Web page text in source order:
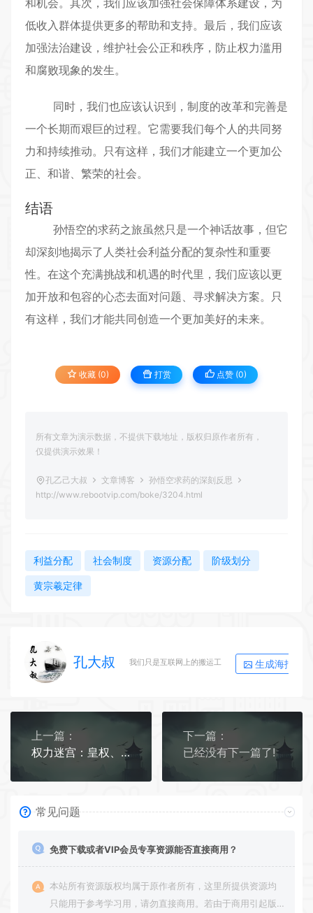
低收入群体提供更多的帮助和支持。最后，我们应该
加强法治建设，维护社会公正和秩序，防止权力滥用
和腐败现象的发生。
同时，我们也应该认识到，制度的改革和完善是
一个长期而艰巨的过程。它需要我们每个人的共同努
力和持续推动。只有这样，我们才能建立一个更加公
正、和谐、繁荣的社会。
结语
孙悟空的求药之旅虽然只是一个神话故事，但它
却深刻地揭示了人类社会利益分配的复杂性和重要
性。在这个充满挑战和机遇的时代里，我们应该以更
加开放和包容的心态去面对问题、寻求解决方案。只
有这样，我们才能共同创造一个更加美好的未来。
收藏 (0) 打赏 点赞 (0)
所有文章为演示数据，不提供下载地址，版权归原作者所有，
仅提供演示效果！
孔乙己大叔 文章博客
孙悟空求药的深刻反思
http://www.rebootvip.com/boke/3204.html
利益分配 社会制度 资源分配 阶级划分
黄宗羲定律
孔大叔 我们只是互联网上的搬运工 生成海报
上一篇：
权力迷宫：皇权、律法与人性的深度博弈
下一篇：
已经没有下一篇了!
常见问题
免费下载或者VIP会员专享资源能否直接商用？
本站所有资源版权均属于原作者所有，这里所提供资源均
只能用于参考学习用，请勿直接商用。若由于商用引起版